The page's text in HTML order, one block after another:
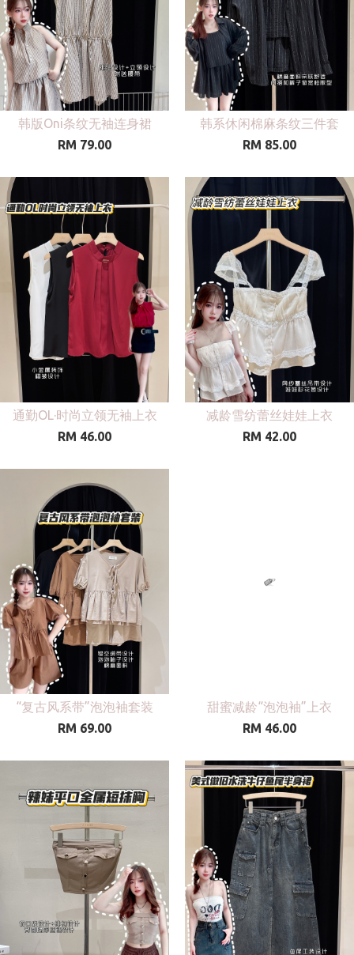
韩版Oni条纹无袖连身裙
RM 79.00
韩系休闲棉麻条纹三件套
RM 85.00
通勤OL·时尚立领无袖上衣
RM 46.00
减龄雪纺蕾丝娃娃上衣
RM 42.00
“复古风系带”泡泡袖套装
RM 69.00
甜蜜减龄“泡泡袖”上衣
RM 46.00